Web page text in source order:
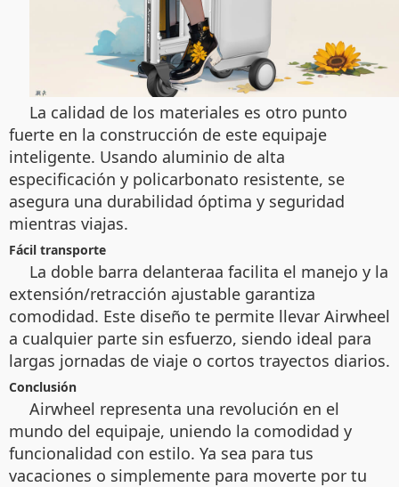
La calidad de los materiales es otro punto
fuerte en la construcción de este equipaje
inteligente. Usando aluminio de alta
especificación y policarbonato resistente, se
asegura una durabilidad óptima y seguridad
mientras viajas.
Fácil transporte
La doble barra delanteraa facilita el manejo y la
extensión/retracción ajustable garantiza
comodidad. Este diseño te permite llevar Airwheel
a cualquier parte sin esfuerzo, siendo ideal para
largas jornadas de viaje o cortos trayectos diarios.
Conclusión
Airwheel representa una revolución en el
mundo del equipaje, uniendo la comodidad y
funcionalidad con estilo. Ya sea para tus
vacaciones o simplemente para moverte por tu